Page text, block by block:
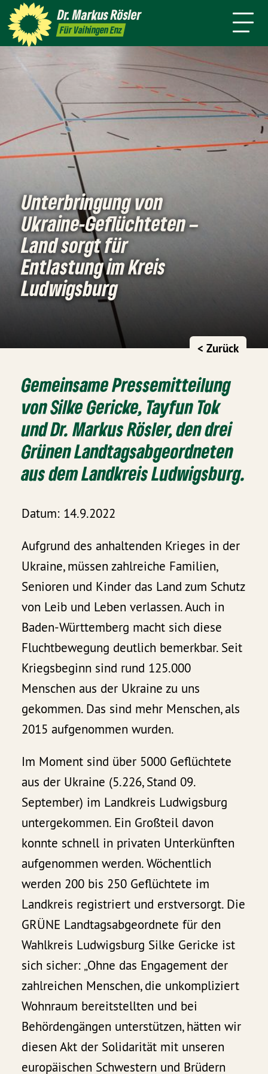
Dr. MarkusRösler
Für Vaihingen Enz
Rundmail Service Presse
Person
Unterbringung von
Ukraine-Geflüchteten –
Land sorgt für
Entlastung im Kreis
Ludwigsburg
< Zurück
Gemeinsame Pressemitteilung
von Silke Gericke, Tayfun Tok
und Dr. Markus Rösler, den drei
Grünen Landtagsabgeordneten
aus dem Landkreis Ludwigsburg.
Datum: 14.9.2022
Aufgrund des anhaltenden Krieges in der
Ukraine, müssen zahlreiche Familien,
Senioren und Kinder das Land zum Schutz
von Leib und Leben verlassen. Auch in
Baden-Württemberg macht sich diese
Fluchtbewegung deutlich bemerkbar. Seit
Kriegsbeginn sind rund 125.000
Menschen aus der Ukraine zu uns
gekommen. Das sind mehr Menschen, als
2015 aufgenommen wurden.
Im Moment sind über 5000 Geflüchtete
aus der Ukraine (5.226, Stand 09.
September) im Landkreis Ludwigsburg
untergekommen. Ein Großteil davon
konnte schnell in privaten Unterkünften
aufgenommen werden. Wöchentlich
werden 200 bis 250 Geflüchtete im
Landkreis registriert und erstversorgt. Die
GRÜNE Landtagsabgeordnete für den
Wahlkreis Ludwigsburg Silke Gericke ist
sich sicher: „Ohne das Engagement der
zahlreichen Menschen, die unkompliziert
Wohnraum bereitstellten und bei
Behördengängen unterstützen, hätten wir
diesen Akt der Solidarität mit unseren
europäischen Schwestern und Brüdern